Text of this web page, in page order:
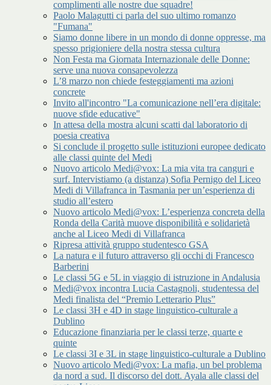
complimenti alle nostre due squadre!
Paolo Malagutti ci parla del suo ultimo romanzo
"Fumana"
Siamo donne libere in un mondo di donne oppresse, ma
spesso prigioniere della nostra stessa cultura
Non Festa ma Giornata Internazionale delle Donne:
serve una nuova consapevolezza
L’8 marzo non chiede festeggiamenti ma azioni
concrete
Invito all'incontro "La comunicazione nell’era digitale:
nuove sfide educative"
In attesa della mostra alcuni scatti dal laboratorio di
poesia creativa
Si conclude il progetto sulle istituzioni europee dedicato
alle classi quinte del Medi
Nuovo articolo Medi@vox: La mia vita tra canguri e
surf. Intervistiamo (a distanza) Sofia Pernigo del Liceo
Medi di Villafranca in Tasmania per un’esperienza di
studio all’estero
Nuovo articolo Medi@vox: L’esperienza concreta della
Ronda della Carità muove disponibilità e solidarietà
anche al Liceo Medi di Villafranca
Ripresa attività gruppo studentesco GSA
La natura e il futuro attraverso gli occhi di Francesco
Barberini
Le classi 5G e 5L in viaggio di istruzione in Andalusia
Medi@vox incontra Lucia Castagnoli, studentessa del
Medi finalista del “Premio Letterario Plus”
Le classi 3H e 4D in stage linguistico-culturale a
Dublino
Educazione finanziaria per le classi terze, quarte e
quinte
Le classi 3I e 3L in stage linguistico-culturale a Dublino
Nuovo articolo Medi@vox: La mafia, un bel problema
da nord a sud. Il discorso del dott. Ayala alle classi del